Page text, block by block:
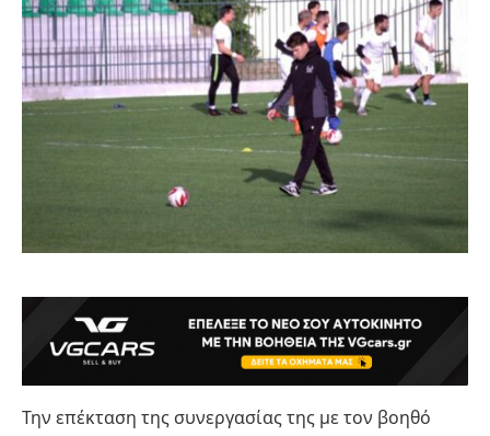
Την επέκταση της συνεργασίας της με τον βοηθό